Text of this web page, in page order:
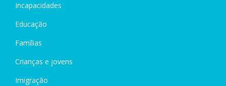
Incapacidades
Educação
Famílias
Crianças e jovens
Imigração